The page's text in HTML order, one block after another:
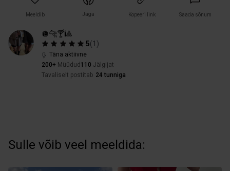
Meeldib Jaga Kopeeri link Saada sõnum
🪩🐆🍸🎱
5(1 )
Täna aktiivne
200+ Müüdud 110 Jälgijat
Tavaliselt postitab 24 tunniga
Sulle võib veel meeldida: